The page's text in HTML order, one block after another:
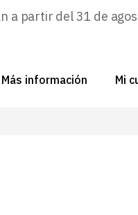
a partir del 31 de
Más información Mi